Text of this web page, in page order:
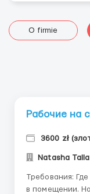
O firmie
Рабочие на
3600 zł
Natasha
Требования: Где работать? Условия работы: Работа
в помещении.